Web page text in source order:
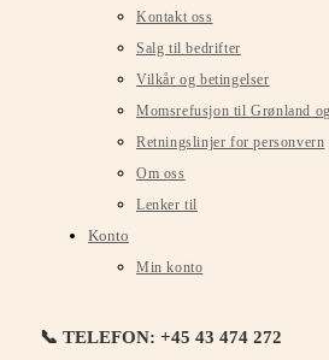
Kontakt oss
Salg til bedrifter
Vilkår og betingelser
Momsrefusjon til Grønland
Retningslinjer for personvern
Om oss
Lenker til
Konto
Min konto
📞 TELEFON: +45 43 474 272